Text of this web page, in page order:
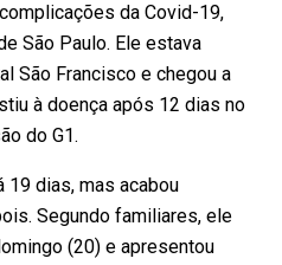
da Covid-19,
São Paulo. Ele estava
São Francisco e chegou a
à doença após 12 dias no
do G1.
dias, mas acabou
Segundo familiares, ele
(20) e apresentou